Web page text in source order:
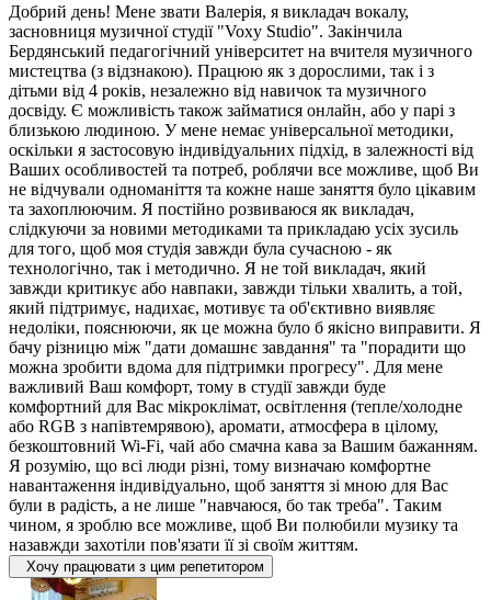
Добрий день! Мене звати Валерія, я викладач вокалу,
засновниця музичної студії "Voxy Studio". Закінчила
Бердянський педагогічний університет на вчителя музичного
мистецтва (з відзнакою). Працюю як з дорослими, так і з
дітьми від 4 років, незалежно від навичок та музичного
досвіду. Є можливість також займатися онлайн, або у парі з
близькою людиною. У мене немає універсальної методики,
оскільки я застосовую індивідуальних підхід, в залежності від
Ваших особливостей та потреб, роблячи все можливе, щоб Ви
не відчували одноманіття та кожне наше заняття було цікавим
та захоплюючим. Я постійно розвиваюся як викладач,
слідкуючи за новими методиками та прикладаю усіх зусиль
для того, щоб моя студія завжди була сучасною - як
технологічно, так і методично. Я не той викладач, який
завжди критикує або навпаки, завжди тільки хвалить, а той,
який підтримує, надихає, мотивує та об'єктивно виявляє
недоліки, пояснюючи, як це можна було б якісно виправити. Я
бачу різницю між "дати домашнє завдання" та "порадити що
можна зробити вдома для підтримки прогресу". Для мене
важливий Ваш комфорт, тому в студії завжди буде
комфортний для Вас мікроклімат, освітлення (тепле/холодне
або RGB з напівтемрявою), аромати, атмосфера в цілому,
безкоштовний Wi-Fi, чай або смачна кава за Вашим бажанням.
Я розумію, що всі люди різні, тому визначаю комфортне
навантаження індивідуально, щоб заняття зі мною для Вас
були в радість, а не лише "навчаюся, бо так треба". Таким
чином, я зроблю все можливе, щоб Ви полюбили музику та
назавжди захотіли пов'язати її зі своїм життям.
Хочу працювати з цим репетитором